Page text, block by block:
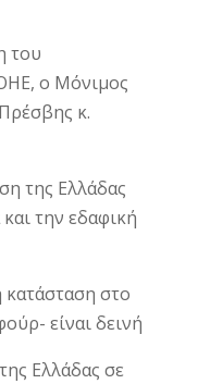
του
ο Μόνιμος
κ.
της Ελλάδας
την εδαφική
κατάσταση στο
είναι δεινή
Ελλάδας σε